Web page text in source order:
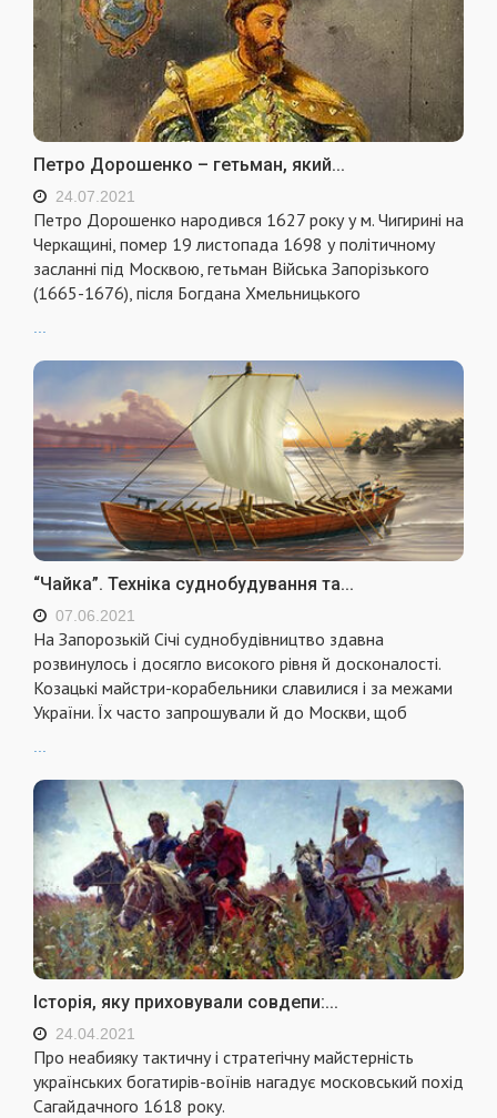
Петро Дорошенко – гетьман, який...
24.07.2021
Петро Дорошенко народився 1627 року у м. Чигирині на
Черкащині, помер 19 листопада 1698 у політичному
засланні під Москвою, гетьман Війська Запорізького
(1665-1676), після Богдана Хмельницького
“Чайка”. Техніка суднобудування та...
07.06.2021
На Запорозькій Січі суднобудівництво здавна
розвинулось і досягло високого рівня й досконалості.
Козацькі майстри-корабельники славилися і за межами
України. Їх часто запрошували й до Москви, щоб
Історія, яку приховували совдепи:...
24.04.2021
Про неабияку тактичну і стратегічну майстерність
українських богатирів-воїнів нагадує московський похід
Сагайдачного 1618 року.